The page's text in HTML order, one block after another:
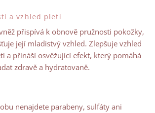
a vzhled pleti
přispívá k obnově pružnosti pokožky,
její mladistvý vzhled. Zlepšuje vzhled
a přináší osvěžující efekt, který pomáhá
zdravě a hydratovaně.
nenajdete parabeny, sulfáty ani